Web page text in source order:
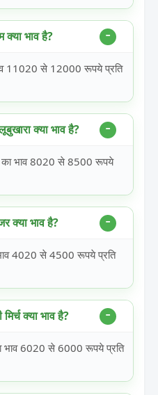
भाव है?
11020 से 12000 रूपये प्रति
क्या भाव है?
भाव 8020 से 8500 रूपये
क्या भाव है?
4020 से 4500 रूपये प्रति
क्या भाव है?
भाव 6020 से 6000 रूपये प्रति